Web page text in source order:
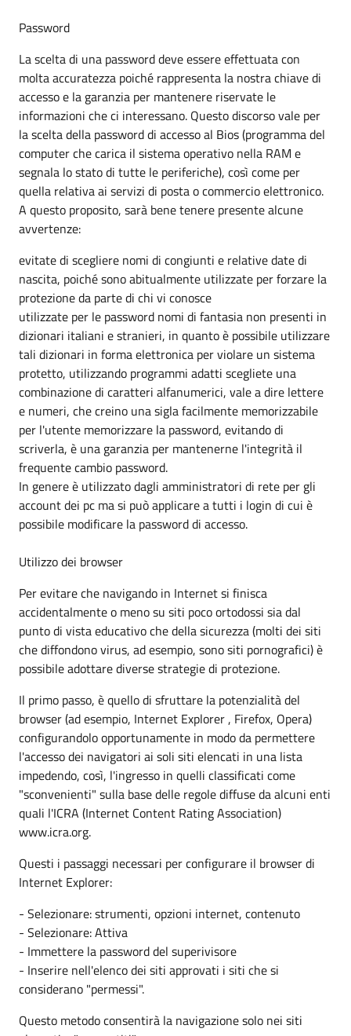
Password
La scelta di una password deve essere effettuata con
molta accuratezza poiché rappresenta la nostra chiave di
accesso e la garanzia per mantenere riservate le
informazioni che ci interessano. Questo discorso vale per
la scelta della password di accesso al Bios (programma del
computer che carica il sistema operativo nella RAM e
segnala lo stato di tutte le periferiche), così come per
quella relativa ai servizi di posta o commercio elettronico.
A questo proposito, sarà bene tenere presente alcune
avvertenze:
evitate di scegliere nomi di congiunti e relative date di
nascita, poiché sono abitualmente utilizzate per forzare la
protezione da parte di chi vi conosce
utilizzate per le password nomi di fantasia non presenti in
dizionari italiani e stranieri, in quanto è possibile utilizzare
tali dizionari in forma elettronica per violare un sistema
protetto, utilizzando programmi adatti scegliete una
combinazione di caratteri alfanumerici, vale a dire lettere
e numeri, che creino una sigla facilmente memorizzabile
per l'utente memorizzare la password, evitando di
scriverla, è una garanzia per mantenerne l'integrità il
frequente cambio password.
In genere è utilizzato dagli amministratori di rete per gli
account dei pc ma si può applicare a tutti i login di cui è
possibile modificare la password di accesso.
Utilizzo dei browser
Per evitare che navigando in Internet si finisca
accidentalmente o meno su siti poco ortodossi sia dal
punto di vista educativo che della sicurezza (molti dei siti
che diffondono virus, ad esempio, sono siti pornografici) è
possibile adottare diverse strategie di protezione.
Il primo passo, è quello di sfruttare la potenzialità del
browser (ad esempio, Internet Explorer , Firefox, Opera)
configurandolo opportunamente in modo da permettere
l'accesso dei navigatori ai soli siti elencati in una lista
impedendo, così, l'ingresso in quelli classificati come
"sconvenienti" sulla base delle regole diffuse da alcuni enti
quali l'ICRA (Internet Content Rating Association)
www.icra.org.
Questi i passaggi necessari per configurare il browser di
Internet Explorer:
- Selezionare: strumenti, opzioni internet, contenuto
- Selezionare: Attiva
- Immettere la password del superivisore
- Inserire nell'elenco dei siti approvati i siti che si
considerano "permessi".
Questo metodo consentirà la navigazione solo nei siti